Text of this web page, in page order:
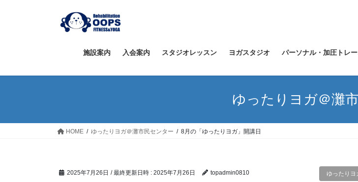
ス
ン
施設案内 入会案内 スタジオレッスン ヨガスタジオ パーソナル・加圧トレ
ゆったりヨガ＠灘
HOME ゆったりヨガ＠灘市民センター 8月の「ゆったりヨガ」開講日
2025年7月26日 / 最終更新日時 : 2025年7月26日 topadmin0810 ゆったりヨ